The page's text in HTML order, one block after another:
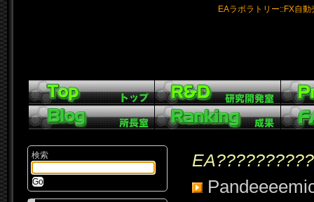
EAラボラトリー::FX自
検索
EA??????????